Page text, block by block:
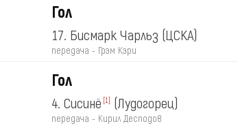
Гол
17. Бисмарк Чарльз (ЦСКА)
передача - Грэм Кэри
Гол
4. Сисинё [1] (Лудогорец)
передача - Кирил Десподов